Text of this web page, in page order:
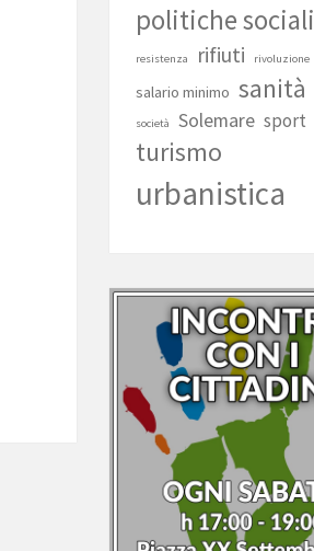
politiche sociali
resistenza rifiuti rivoluzione
salario minimo sanità
società Solemare sport
turismo
urbanistica